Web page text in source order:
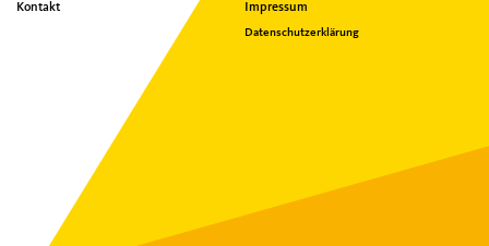
Kontakt Impressum
Datenschutzerklärung